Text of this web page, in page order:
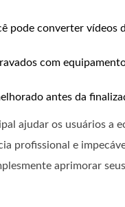
pode converter
com
antes da
ajudar os usuários a
profissional e
aprimorar